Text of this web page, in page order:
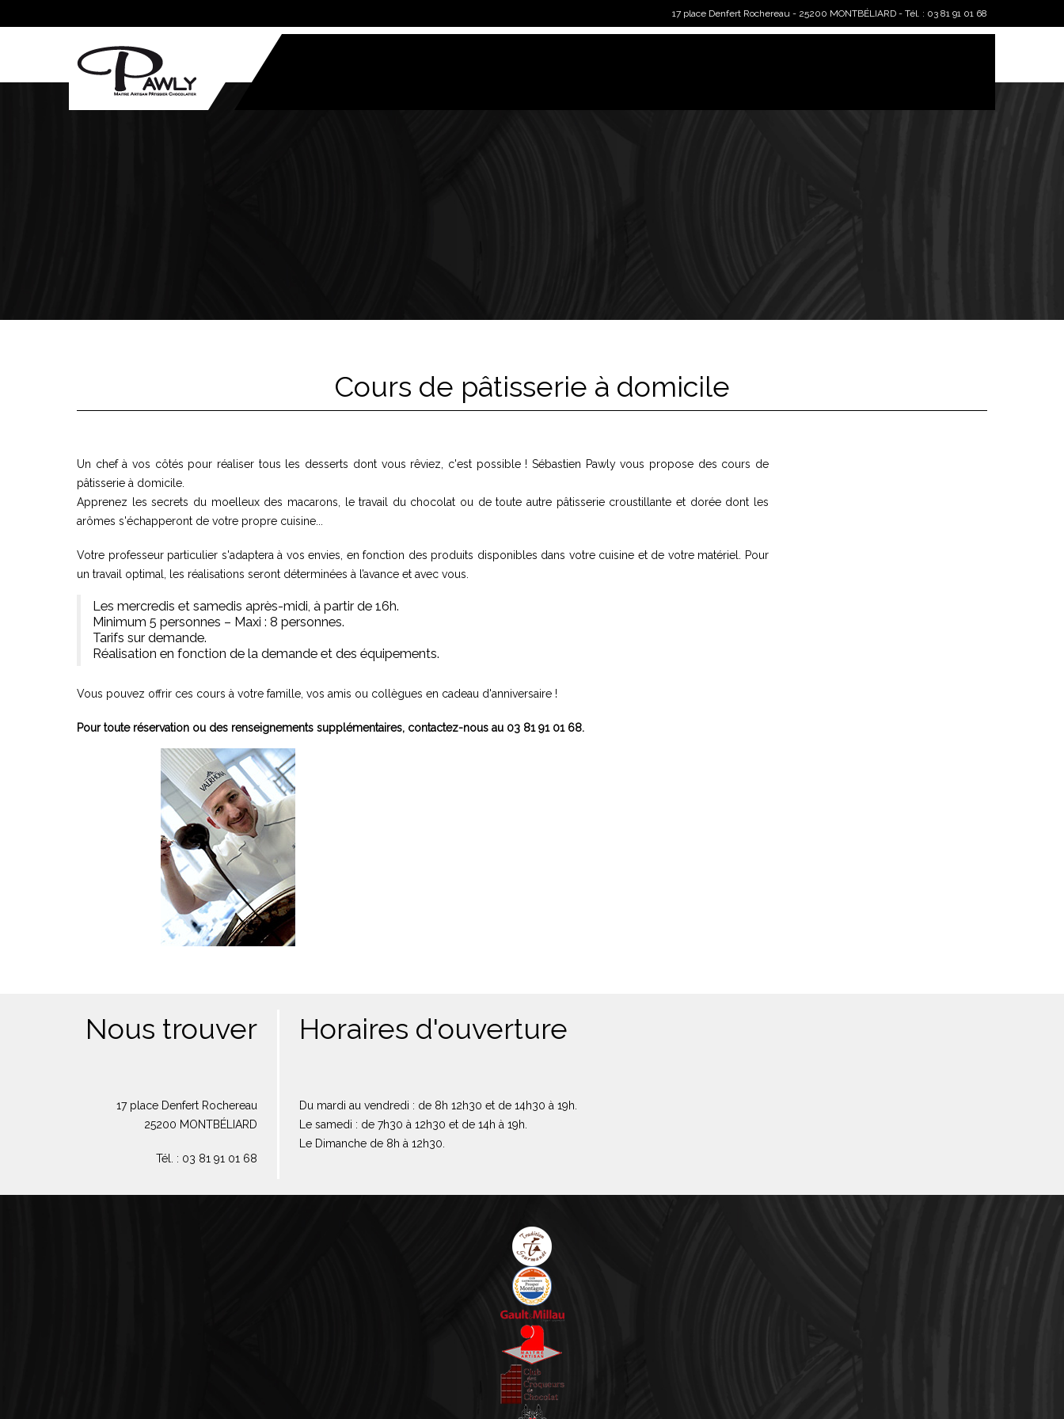
17 place Denfert Rochereau - 25200 MONTBÉLIARD - Tél. : 03 81 91 01 68
Cours de pâtisserie à domicile
Un chef à vos côtés pour réaliser tous les desserts dont vous rêviez, c'est possible ! Sébastien Pawly vous propose des cours de
pâtisserie à domicile.
Apprenez les secrets du moelleux des macarons, le travail du chocolat ou de toute autre pâtisserie croustillante et dorée dont les
arômes s'échapperont de votre propre cuisine...
Votre professeur particulier s'adaptera à vos envies, en fonction des produits disponibles dans votre cuisine et de votre matériel. Pour
un travail optimal, les réalisations seront déterminées à l’avance et avec vous.
Les mercredis et samedis après-midi, à partir de 16h.
Minimum 5 personnes – Maxi : 8 personnes.
Tarifs sur demande.
Réalisation en fonction de la demande et des équipements.
Vous pouvez offrir ces cours à votre famille, vos amis ou collègues en cadeau d'anniversaire !
Pour toute réservation ou des renseignements supplémentaires, contactez-nous au 03 81 91 01 68.
Nous trouver
17 place Denfert Rochereau
25200 MONTBÉLIARD
Tél. : 03 81 91 01 68
Horaires d'ouverture
Du mardi au vendredi : de 8h 12h30 et de 14h30 à 19h.
Le samedi : de 7h30 à 12h30 et de 14h à 19h.
Le Dimanche de 8h à 12h30.